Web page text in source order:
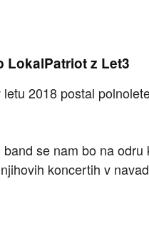
LokalPatriot z Let3
2018 postal
se nam bo na
koncertih v